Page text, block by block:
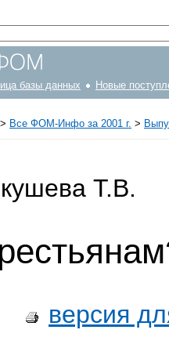
базы данных Новые
> Все ФОМ-Инфо за 2001 г. >
Т.В.
версия